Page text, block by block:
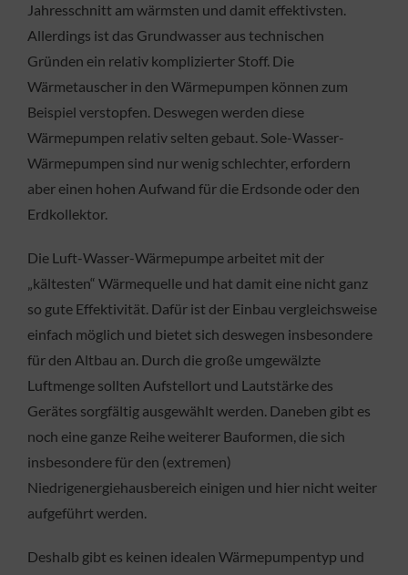
Jahresschnitt am wärmsten und damit effektivsten.
Allerdings ist das Grundwasser aus technischen
Gründen ein relativ komplizierter Stoff. Die
Wärmetauscher in den Wärmepumpen können zum
Beispiel verstopfen. Deswegen werden diese
Wärmepumpen relativ selten gebaut. Sole-Wasser-
Wärmepumpen sind nur wenig schlechter, erfordern
aber einen hohen Aufwand für die Erdsonde oder den
Erdkollektor.
Die Luft-Wasser-Wärmepumpe arbeitet mit der
„kältesten“ Wärmequelle und hat damit eine nicht ganz
so gute Effektivität. Dafür ist der Einbau vergleichsweise
einfach möglich und bietet sich deswegen insbesondere
für den Altbau an. Durch die große umgewälzte
Luftmenge sollten Aufstellort und Lautstärke des
Gerätes sorgfältig ausgewählt werden. Daneben gibt es
noch eine ganze Reihe weiterer Bauformen, die sich
insbesondere für den (extremen)
Niedrigenergiehausbereich einigen und hier nicht weiter
aufgeführt werden.
Deshalb gibt es keinen idealen Wärmepumpentyp und